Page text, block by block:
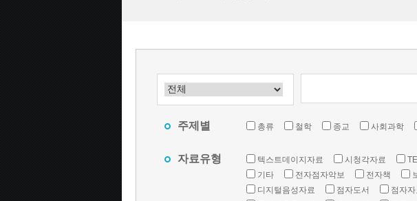
주제별 총류 철학 종교 사회과학
자료유형 텍스트데이지자료 시청각자료
기타
전자점자악보 전자책
디지털음성자료
점자도서 점자자